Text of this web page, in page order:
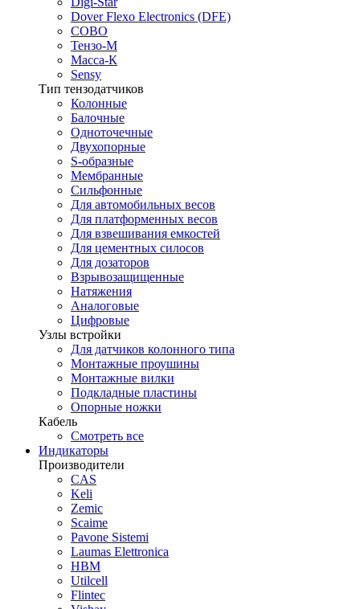
Dover Flexo Electronics (DFE)
COBO
Тензо-М
Масса-К
Sensy
Тип тензодатчиков
Колонные
Балочные
Одноточечные
Двухопорные
S-образные
Мембранные
Сильфонные
Для автомобильных весов
Для платформенных весов
Для взвешивания емкостей
Для цементных силосов
Для дозаторов
Взрывозащищенные
Натяжения
Аналоговые
Цифровые
Узлы встройки
Для датчиков колонного типа
Монтажные проушины
Монтажные вилки
Подкладные пластины
Опорные ножки
Кабель
Смотреть все
Индикаторы
Производители
CAS
Keli
Zemic
Scaime
Pavone Sistemi
Laumas Elettronica
HBM
Utilcell
Flintec